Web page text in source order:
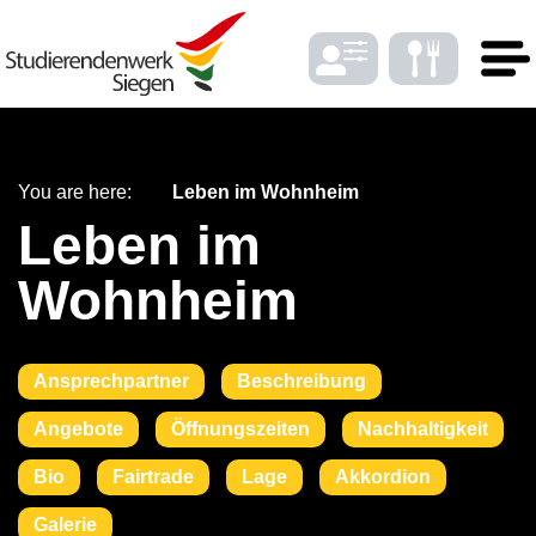
LANGUAGE
FONTSIZE
Housing
Student bene­fits
You are here: Leben im Wohnheim
Leben im
Wohnheim
Ansprechpartner Beschreibung
Angebote Öffnungszeiten Nachhaltigkeit
Bio Fairtrade Lage Akkordion
Galerie